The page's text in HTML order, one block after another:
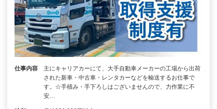
仕事内容
主にキャリアカーにて、大手自動車メーカーの工場から出荷
された新車・中古車・レンタカーなどを輸送するお仕事で
す。☆手積み・手下ろしはございませんので、力作業に不
安…